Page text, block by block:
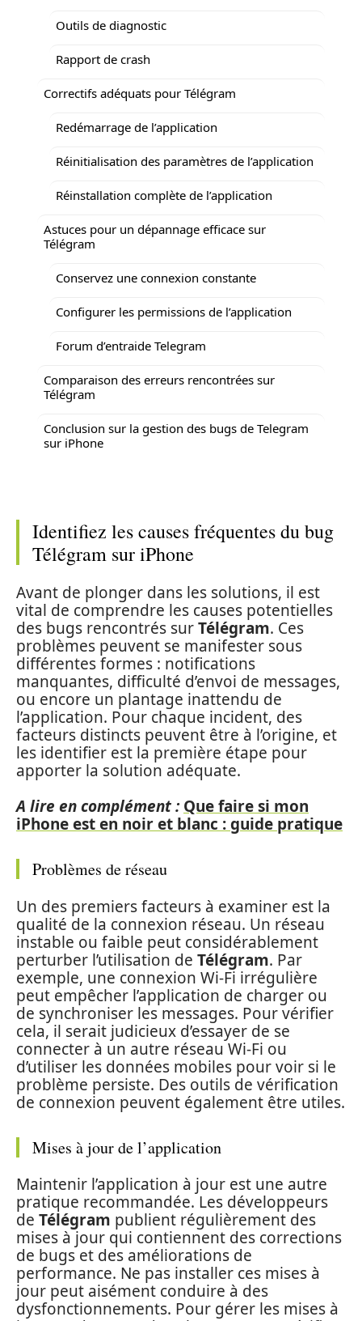
Outils de diagnostic
Rapport de crash
Correctifs adéquats pour Télégram
Redémarrage de l’application
Réinitialisation des paramètres de l’application
Réinstallation complète de l’application
Astuces pour un dépannage efficace sur
Télégram
Conservez une connexion constante
Configurer les permissions de l’application
Forum d’entraide Telegram
Comparaison des erreurs rencontrées sur
Télégram
Conclusion sur la gestion des bugs de Telegram
sur iPhone
Identifiez les causes fréquentes du bug
Télégram sur iPhone
Avant de plonger dans les solutions, il est
vital de comprendre les causes potentielles
des bugs rencontrés surTélégram. Ces
problèmes peuvent se manifester sous
différentes formes : notifications
manquantes, difficulté d’envoi de messages,
ou encore un plantage inattendu de
l’application. Pour chaque incident, des
facteurs distincts peuvent être à l’origine, et
les identifier est la première étape pour
apporter la solution adéquate.
A lire en complément : Que faire si mon
iPhone est en noir et blanc : guide pratique
Problèmes de réseau
Un des premiers facteurs à examiner est la
qualité de la connexion réseau. Un réseau
instable ou faible peut considérablement
perturber l’utilisation de Télégram. Par
exemple, une connexion Wi-Fi irrégulière
peut empêcher l’application de charger ou
de synchroniser les messages. Pour vérifier
cela, il serait judicieux d’essayer de se
connecter à un autre réseau Wi-Fi ou
d’utiliser les données mobiles pour voir si le
problème persiste. Des outils de vérification
de connexion peuvent également être utiles.
Mises à jour de l’application
Maintenir l’application à jour est une autre
pratique recommandée. Les développeurs
de Télégram publient régulièrement des
mises à jour qui contiennent des corrections
de bugs et des améliorations de
performance. Ne pas installer ces mises à
jour peut aisément conduire à des
dysfonctionnements. Pour gérer les mises à